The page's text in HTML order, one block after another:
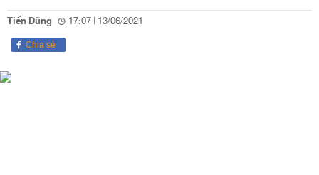
Tiến Dũng 17:07 | 13/06/2021
Chia sẻ